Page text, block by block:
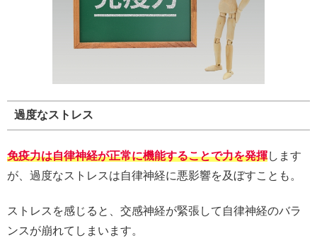
過度なストレス
免疫力は自律神経が正常に機能することで力を発揮します
が、過度なストレスは自律神経に悪影響を及ぼすことも。
ストレスを感じると、交感神経が緊張して自律神経のバラ
ンスが崩れてしまいます。